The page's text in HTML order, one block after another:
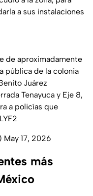
a sus instalaciones
de aproximadamente
pública de la colonia
Juárez
Tenayuca y Eje 8,
a policías que
May 17, 2026
más